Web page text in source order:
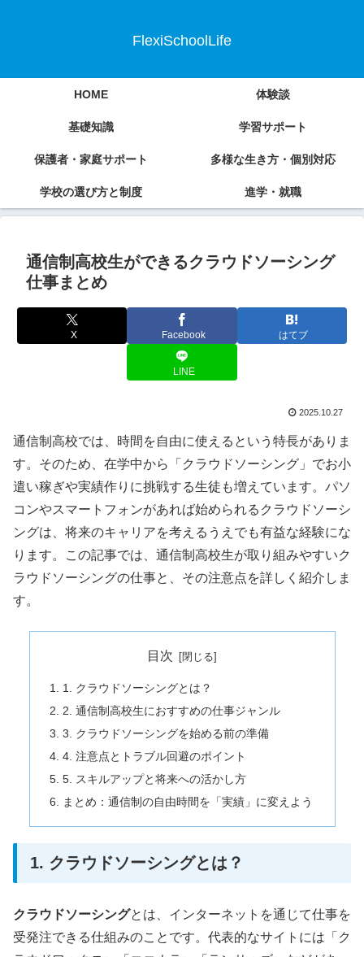
FlexiSchoolLife
HOME 体験談
基礎知識 学習サポート
保護者・家庭サポート 多様な生き方・個別対応
学校の選び方と制度 進学・就職
通信制高校生ができるクラウドソーシング
仕事まとめ
X Facebook はてブ
LINE
2025.10.27
通信制高校では、時間を自由に使えるという特長がありま
す。そのため、在学中から「クラウドソーシング」でお小
遣い稼ぎや実績作りに挑戦する生徒も増えています。パソ
コンやスマートフォンがあれば始められるクラウドソーシ
ングは、将来のキャリアを考えるうえでも有益な経験にな
ります。この記事では、通信制高校生が取り組みやすいク
ラウドソーシングの仕事と、その注意点を詳しく紹介しま
す。
目次
1. クラウドソーシングとは？
2. 通信制高校生におすすめの仕事ジャンル
3. クラウドソーシングを始める前の準備
4. 注意点とトラブル回避のポイント
5. スキルアップと将来への活かし方
まとめ：通信制の自由時間を「実績」に変えよう
1. クラウドソーシングとは？
クラウドソーシングとは、インターネットを通じて仕事を
受発注できる仕組みのことです。代表的なサイトには「ク